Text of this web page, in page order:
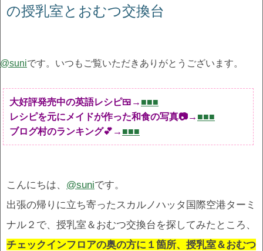
の授乳室とおむつ交換台
@suniです。いつもご覧いただきありがとうございます。
大好評発売中の英語レシピ🍱→ ■■■
レシピを元にメイドが作った和食の写真📷→ ■■■
ブログ村のランキング💕→ ■■■
こんにちは、 @suniです。
出張の帰りに立ち寄ったスカルノハッタ国際空港ターミ
ナル２で、授乳室＆おむつ交換台を探してみたところ、
チェックインフロアの奥の方に１箇所、授乳室＆おむつ